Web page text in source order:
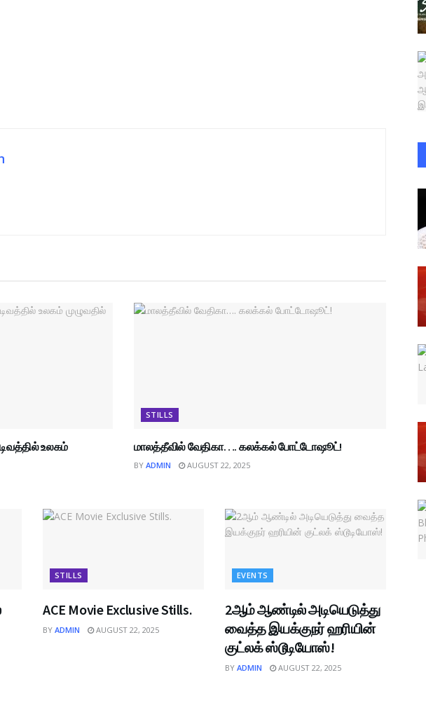
உலகம்
STILLS
மாலத்தீவில் வேதிகா…. கலக்கல் போட்டோஷூட்!
BY ADMIN AUGUST 22, 2025
STILLS
ACE Movie Exclusive Stills.
BY ADMIN AUGUST 22, 2025
EVENTS
2ஆம் ஆண்டில் அடியெடுத்து
வைத்த இயக்குநர் ஹரியின்
குட்லக் ஸ்டூடியோஸ்!
BY ADMIN AUGUST 22, 2025